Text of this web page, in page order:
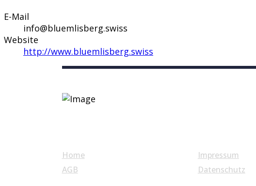
E-Mail
info@bluemlisberg.swiss
Website
http://www.bluemlisberg.swiss
Home
AGB
Impressum
Datenschutz